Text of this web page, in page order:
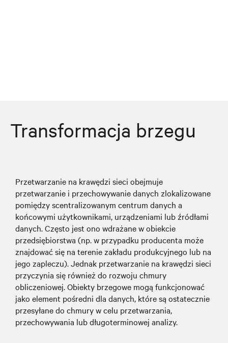
Transformacja brzegu
Przetwarzanie na krawędzi sieci obejmuje
przetwarzanie i przechowywanie danych zlokalizowane
pomiędzy scentralizowanym centrum danych a
końcowymi użytkownikami, urządzeniami lub źródłami
danych. Często jest ono wdrażane w obiekcie
przedsiębiorstwa (np. w przypadku producenta może
znajdować się na terenie zakładu produkcyjnego lub na
jego zapleczu). Jednak przetwarzanie na krawędzi sieci
przyczynia się również do rozwoju chmury
obliczeniowej. Obiekty brzegowe mogą funkcjonować
jako element pośredni dla danych, które są ostatecznie
przesyłane do chmury w celu przetwarzania,
przechowywania lub długoterminowej analizy.